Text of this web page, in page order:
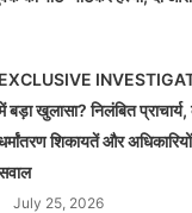
EXCLUSIVE
बड़ा खुलासा? निलंबित
शिकायतें और
July 25, 2026